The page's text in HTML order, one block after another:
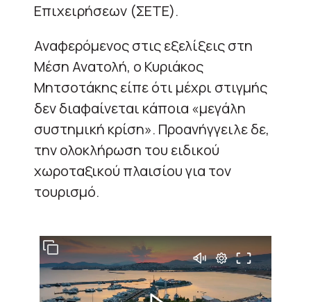
Επιχειρήσεων (ΣΕΤΕ).
Αναφερόμενος στις εξελίξεις στη
Μέση Ανατολή, ο Κυριάκος
Μητσοτάκης είπε ότι μέχρι στιγμής
δεν διαφαίνεται κάποια «μεγάλη
συστημική κρίση». Προανήγγειλε δε,
την ολοκλήρωση του ειδικού
χωροταξικού πλαισίου για τον
τουρισμό.